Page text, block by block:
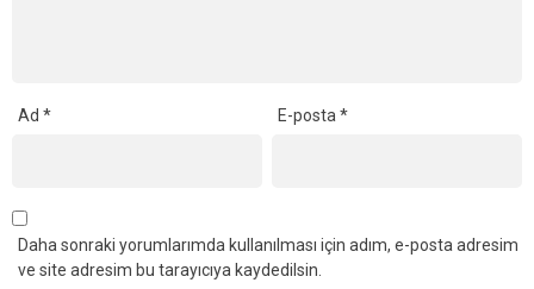
Ad * E-posta*
Daha sonraki yorumlarımda kullanılması için adım, e-posta adresim
ve site adresim bu tarayıcıya kaydedilsin.